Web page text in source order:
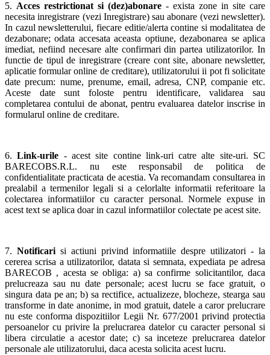
5. Acces restrictionat si (dez)abonare - exista zone in site care
necesita inregistrare (vezi Inregistrare) sau abonare (vezi newsletter).
In cazul newsletterului, fiecare editie/alerta contine si modalitatea de
dezabonare; odata accesata aceasta optiune, dezabonarea se aplica
imediat, nefiind necesare alte confirmari din partea utilizatorilor. In
functie de tipul de inregistrare (creare cont site, abonare newsletter,
aplicatie formular online de creditare), utilizatorului ii pot fi solicitate
date precum: nume, prenume, email, adresa, CNP, companie etc.
Aceste date sunt foloste pentru identificare, validarea sau
completarea contului de abonat, pentru evaluarea datelor inscrise in
formularul online de creditare.
6.Link-urile - acest site contine link-uri catre alte site-uri. SC
BARECOBS.R.L. nu este responsabil de politica de
confidentialitate practicata de acestia. Va recomandam consultarea in
prealabil a termenilor legali si a celorlalte informatii referitoare la
colectarea informatiilor cu caracter personal. Normele expuse in
acest text se aplica doar in cazul informatiilor colectate pe acest site.
7. Notificarisi actiuni privind informatiile despre utilizatori - la
cererea scrisa a utilizatorilor, datata si semnata, expediata pe adresa
BARECOB , acesta se obliga: a) sa confirme solicitantilor, daca
prelucreaza sau nu date personale; acest lucru se face gratuit, o
singura data pe an; b) sa rectifice, actualizeze, blocheze, stearga sau
transforme in date anonime, in mod gratuit, datele a caror prelucrare
nu este conforma dispozitiilor Legii Nr. 677/2001 privind protectia
persoanelor cu privire la prelucrarea datelor cu caracter personal si
libera circulatie a acestor date; c) sa inceteze prelucrarea datelor
personale ale utilizatorului, daca acesta solicita acest lucru.